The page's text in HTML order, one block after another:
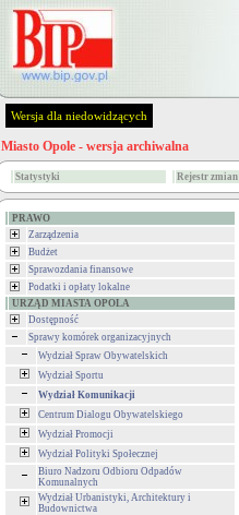
Wersja dla niedowidzących
Miasto Opole - wersja archiwalna
Statystyki Rejestr zmian
PRAWO
Zarządzenia
Budżet
Sprawozdania finansowe
Podatki i opłaty lokalne
URZĄD MIASTA OPOLA
Dostępność
Sprawy komórek organizacyjnych
Wydział Spraw Obywatelskich
Wydział Sportu
Wydział Komunikacji
Centrum Dialogu Obywatelskiego
Wydział Promocji
Wydział Polityki Społecznej
Biuro Nadzoru Odbioru Odpadów
Komunalnych
Wydział Urbanistyki, Architektury i
Budownictwa